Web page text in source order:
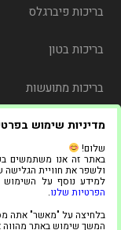
מדיניות שימוש
שלום!
ולשפר את חוויית הגלישה
למידע נוסף על השימוש
הפרטיות שלנו.
בלחיצה על "מאשר" אתה
המשך שימוש באתר מהווה
בריכות פיברגלס
בריכות בטון
בריכות מתועשות
משלוח
צור קשר